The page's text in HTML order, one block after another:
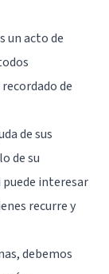
un acto de
de
de sus
de su
interesar
recurre y
debemos